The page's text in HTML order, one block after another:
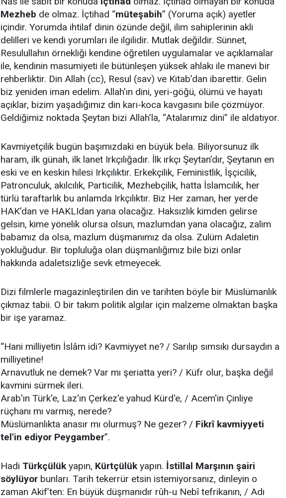
Mezheb de olmaz. İçtihad “müteşabih” (Yoruma açık) ayetler
içindir. Yorumda ihtilaf dinin özünde değil, ilim sahiplerinin akli
delilleri ve kendi yorumları ile ilgilidir. Mutlak değildir. Sünnet,
Resulullahın örnekliği kendine öğretilen uygulamalar ve açıklamalar
ile, kendinin masumiyeti ile bütünleşen yüksek ahlakı ile manevi bir
rehberliktir. Din Allah (cc), Resul (sav) ve Kitab’dan ibarettir. Gelin
biz yeniden iman edelim. Allah’ın dini, yeri-göğü, ölümü ve hayatı
açıklar, bizim yaşadığımız din karı-koca kavgasını bile çözmüyor.
Geldiğimiz noktada Şeytan bizi Allah’la, “Atalarımız dini” ile aldatıyor.
Kavmiyetçilik bugün başımızdaki en büyük bela. Biliyorsunuz ilk
haram, ilk günah, ilk lanet Irkçılığadır. İlk ırkçı Şeytan’dır, Şeytanın en
eski ve en keskin hilesi Irkçılıktır. Erkekçilik, Feministlik, İşçicilik,
Patronculuk, akılcılık, Particilik, Mezhebçilik, hatta İslamcılık, her
türlü taraftarlık bu anlamda Irkçılıktır. Biz Her zaman, her yerde
HAK’dan ve HAKLIdan yana olacağız. Haksızlık kimden gelirse
gelsin, kime yönelik olursa olsun, mazlumdan yana olacağız, zalim
babamız da olsa, mazlum düşmanımız da olsa. Zulüm Adaletin
yokluğudur. Bir topluluğa olan düşmanlığımız bile bizi onlar
hakkında adaletsizliğe sevk etmeyecek.
Dizi filmlerle magazinleştirilen din ve tarihten böyle bir Müslümanlık
çıkmaz tabii. O bir takım politik algılar için malzeme olmaktan başka
bir işe yaramaz.
“Hani milliyetin İslâm idi? Kavmiyyet ne? / Sarılıp sımsıkı dursaydın a
milliyetine!
Arnavutluk ne demek? Var mı şeriatta yeri? / Küfr olur, başka değil
kavmini sürmek ileri.
Arab'ın Türk'e, Laz'ın Çerkez'e yahud Kürd'e, / Acem'in Çinliye
rüçhanı mı varmış, nerede?
Müslümanlıkta anasır mı olurmuş? Ne gezer? / Fikrî kavmiyyeti
tel'in ediyor Peygamber”.
Hadi Türkçülükyapın, Kürtçülükyapın. İstillal Marşının şairi
söylüyor bunları. Tarih tekerrür etsin istemiyorsanız, dinleyin o
zaman Akif’ten: En büyük düşmanıdır rûh-u Nebî tefrikanın, / Adı